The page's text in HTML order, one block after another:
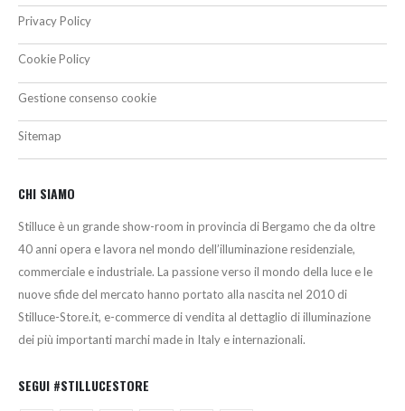
Privacy Policy
Cookie Policy
Gestione consenso cookie
Sitemap
CHI SIAMO
Stilluce è un grande show-room in provincia di Bergamo che da oltre
40 anni opera e lavora nel mondo dell’illuminazione residenziale,
commerciale e industriale. La passione verso il mondo della luce e le
nuove sfide del mercato hanno portato alla nascita nel 2010 di
Stilluce-Store.it, e-commerce di vendita al dettaglio di illuminazione
dei più importanti marchi made in Italy e internazionali.
SEGUI #STILLUCESTORE